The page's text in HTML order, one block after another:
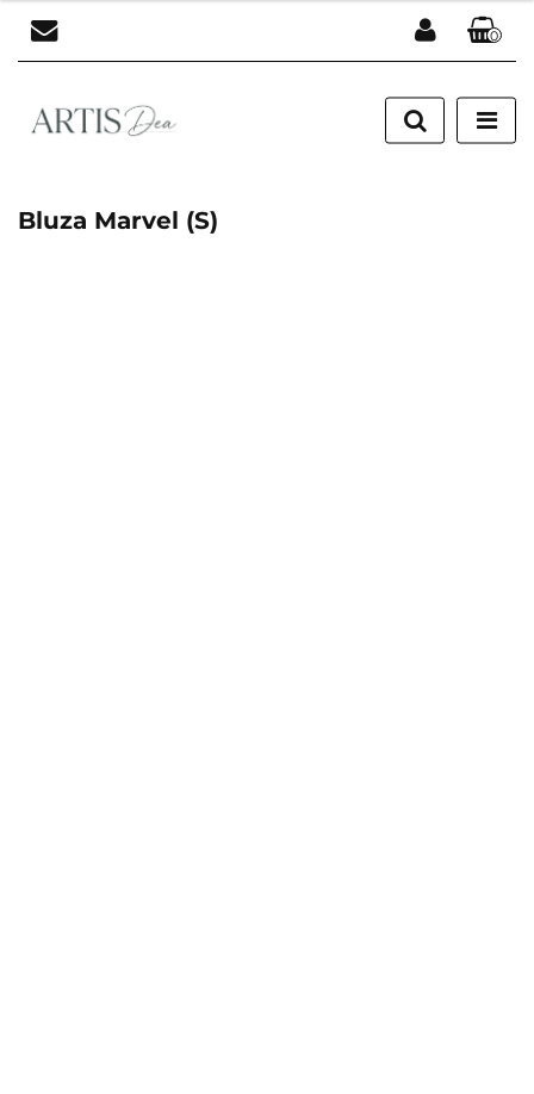
Zaloguj się
Zarejestruj się
0
Bluza Marvel (S)